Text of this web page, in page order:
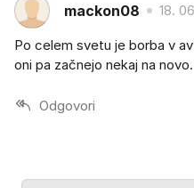
mackon08 18.
Po celem svetu je borba v
oni pa začnejo nekaj na
Odgovori